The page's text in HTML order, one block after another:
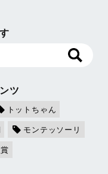
ツ
トットちゃん
モンテッソーリ